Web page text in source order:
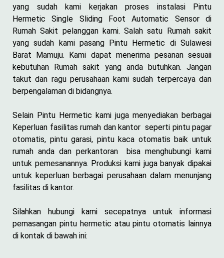
yang sudah kami kerjakan proses instalasi Pintu
Hermetic Single Sliding Foot Automatic Sensor di
Rumah Sakit pelanggan kami. Salah satu Rumah sakit
yang sudah kami pasang Pintu Hermetic di Sulawesi
Barat Mamuju. Kami dapat menerima pesanan sesuaii
kebutuhan Rumah sakit yang anda butuhkan. Jangan
takut dan ragu perusahaan kami sudah terpercaya dan
berpengalaman di bidangnya.
Selain Pintu Hermetic kami juga menyediakan berbagai
Keperluan fasilitas rumah dan kantor seperti pintu pagar
otomatis, pintu garasi, pintu kaca otomatis baik untuk
rumah anda dan perkantoran bisa menghubungi kami
untuk pemesanannya. Produksi kami juga banyak dipakai
untuk keperluan berbagai perusahaan dalam menunjang
fasilitas di kantor.
Silahkan hubungi kami secepatnya untuk informasi
pemasangan pintu hermetic atau pintu otomatis lainnya
di kontak di bawah ini: